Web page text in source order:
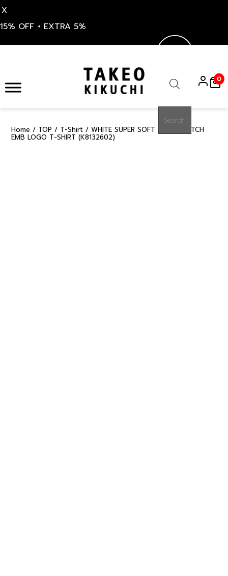
X
15% OFF + EXTRA 5%
content
search
0
Home / TOP / T-Shirt / WHITE SUPER SOFT AND STRETCH
EMB LOGO T-SHIRT (K8132602)